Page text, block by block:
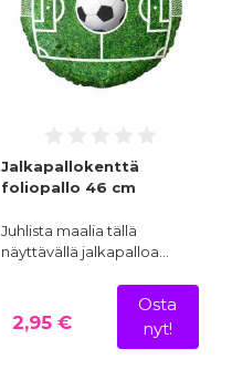
Jalkapallokenttä
foliopallo 46 cm
Juhlista maalia tällä
näyttävällä jalkapalloa…
2,95 €
Osta
nyt!